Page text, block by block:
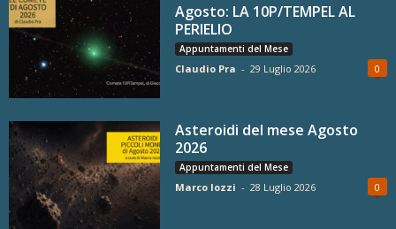
Agosto: LA 10P/TEMPEL AL
PERIELIO
Appuntamenti del Mese
Claudio Pra - 29 Luglio 2026 0
Asteroidi del mese Agosto
2026
Appuntamenti del Mese
Marco Iozzi - 28 Luglio 2026 0